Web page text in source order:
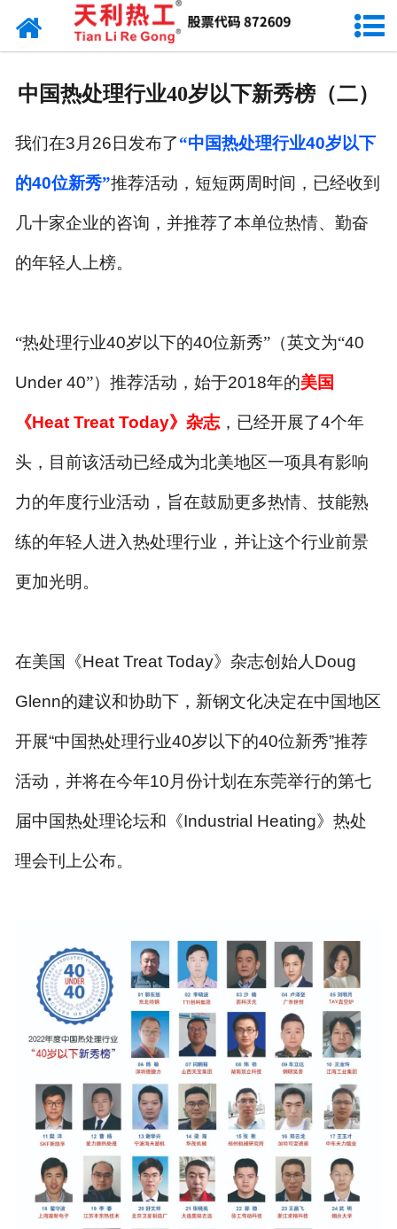
网站首页
产品常识
中国热处理行业40岁以下新秀榜（二）
我们在3月 26 日发布了“中国热处理行业40岁以下
的40位新秀”推荐活动，短短两周时间，已经收到
几十家企业的咨询，并推荐了本单位热情、勤奋
的年轻人上榜。
“热处理行业40岁以下的40位新秀”（英文为“40
Under 40”）推荐活动，始于2018年的美国
《Heat Treat Today》杂志，已经开展了4个年
头，目前该活动已经成为北美地区一项具有影响
力的年度行业活动，旨在鼓励更多热情、技能熟
练的年轻人进入热处理行业，并让这个行业前景
更加光明。
在美国《Heat Treat Today》杂志创始人Doug
Glenn的建议和协助下，新钢文化决定在中国地区
开展“中国热处理行业40岁以下的40位新秀”推荐
活动，并将在今年10月份计划在东莞举行的第七
届中国热处理论坛和《Industrial Heating》热处
理会刊上公布。